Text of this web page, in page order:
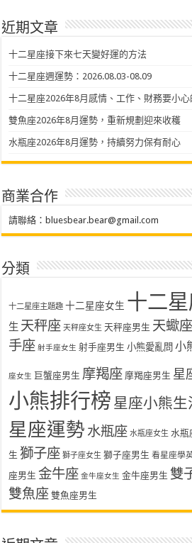
近期文章
十二星座接下來七天變好運的方法
十二星座週運勢：2026.08.03-08.09
十二星座2026年8月感情、工作、財務要小心
雙魚座2026年8月運勢，重新規劃迎來收穫
水瓶座2026年8月運勢，持續努力保有耐心
商業合作
請聯絡： bluesbear.bear@gmail.com
分類
十二星座主題趣 十二星座女生 十二
生 天秤座 天秤座女生 天秤座男生 天蠍座
手座 射手座女生 射手座男生 小熊愛亂問 小
座女生 巨蟹座男生 摩羯座 摩羯座男生 星
小熊排行榜 星座小熊生
星座運勢 水瓶座 水瓶座女生 水瓶
生 獅子座 獅子座女生 獅子座男生 看星座學
座男生 金牛座 金牛座女生 金牛座男生 雙
雙魚座 雙魚座男生